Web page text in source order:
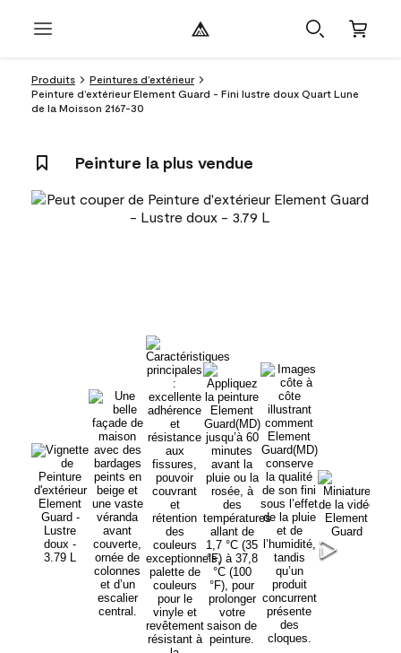
Produits
Peintures d’extérieur
Peinture d’extérieur Element Guard - Fini lustre doux Quart Lune
de la Moisson 2167-30
Peinture la plus vendue